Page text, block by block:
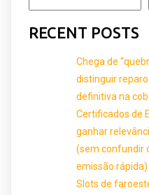
RECENT POSTS
Chega de
distinguir
definitiva na
Certificados de
ganhar
(sem confundir
emissão rápida)
Slots de